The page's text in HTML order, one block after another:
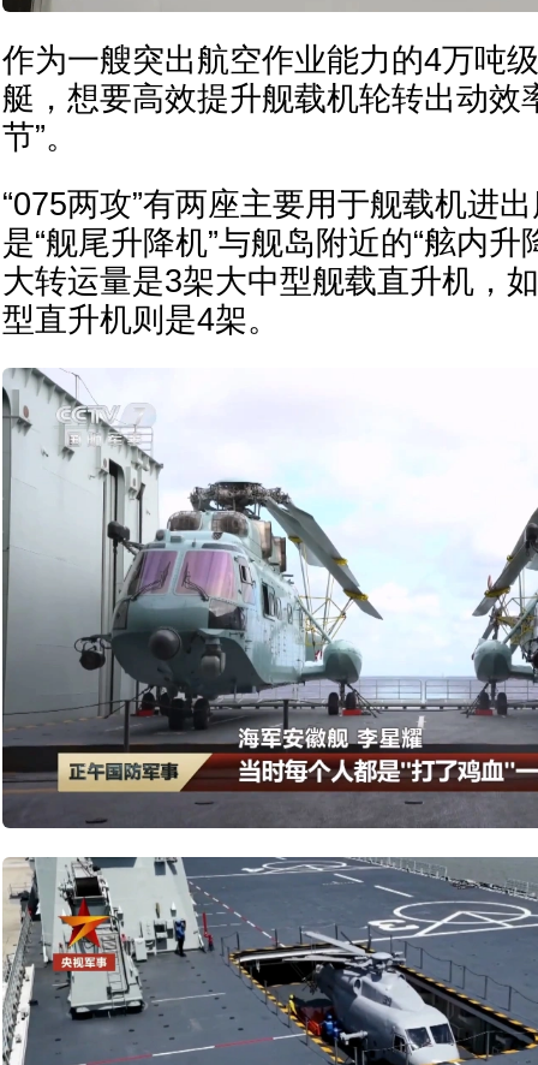
作为一艘突出航空作业能力的4万吨
艇，想要高效提升舰载机轮转出动效
节”。
“075两攻”有两座主要用于舰载机进
是“舰尾升降机”与舰岛附近的“舷内升
大转运量是3架大中型舰载直升机，
型直升机则是4架。